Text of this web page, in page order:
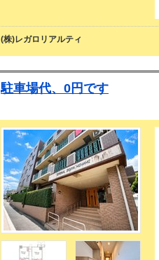
(株)レガロリアルティ
駐車場代、0円です